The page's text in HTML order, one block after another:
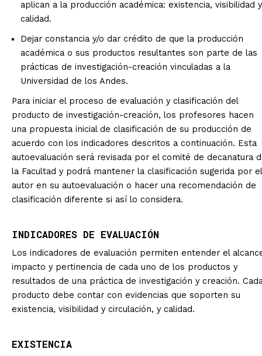
aplican a la producción académica: existencia, visibilidad y
calidad.
Dejar constancia y/o dar crédito de que la producción
académica o sus productos resultantes son parte de las
prácticas de investigación-creación vinculadas a la
Universidad de los Andes.
Para iniciar el proceso de evaluación y clasificación del
producto de investigación-creación, los profesores hacen
una propuesta inicial de clasificación de su producción de
acuerdo con los indicadores descritos a continuación. Esta
autoevaluación será revisada por el comité de decanatura
la Facultad y podrá mantener la clasificación sugerida por el
autor en su autoevaluación o hacer una recomendación de
clasificación diferente si así lo considera.
INDICADORES DE EVALUACIÓN
Los indicadores de evaluación permiten entender el
impacto y pertinencia de cada uno de los productos y
resultados de una práctica de investigación y creación.
producto debe contar con evidencias que soporten su
existencia, visibilidad y circulación, y calidad.
EXISTENCIA